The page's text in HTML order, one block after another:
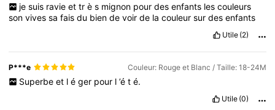
je suis ravie et tr è s mignon pour des enfants les couleurs
sonvivessafaisdu biendevoirde lacouleursurdesenfants
Utile (2)
P***e Couleur: Rouge et Blanc / Taille: 18-24M
Superbe et l é ger pour l ’é t é.
Utile (0)